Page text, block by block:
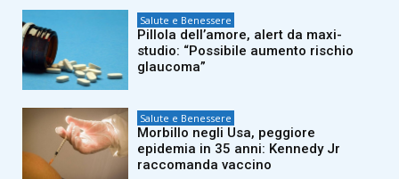
Salute e Benessere
Pillola dell’amore, alert da maxi-
studio: “Possibile aumento rischio
glaucoma”
Salute e Benessere
Morbillo negli Usa, peggiore
epidemia in 35 anni: Kennedy Jr
raccomanda vaccino